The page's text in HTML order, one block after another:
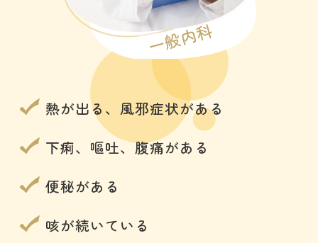
一般内科
熱が出る、風邪症状がある
下痢、嘔吐、腹痛がある
便秘がある
咳が続いている